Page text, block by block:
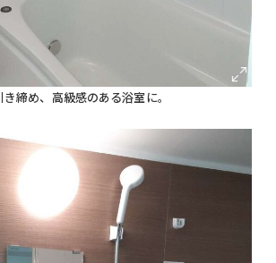
締め、高級感のある浴室に。